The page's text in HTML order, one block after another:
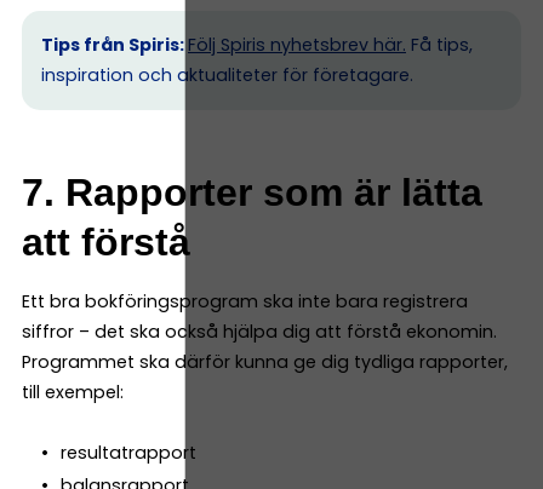
Tips från Spiris: Följ Spiris nyhetsbrev här. Få tips,
inspiration och aktualiteter för företagare.
7. Rapporter som är lätta
att förstå
Ett bra bokföringsprogram ska inte bara registrera
siffror – det ska också hjälpa dig att förstå ekonomin.
Programmet ska därför kunna ge dig tydliga rapporter,
till exempel:
resultatrapport